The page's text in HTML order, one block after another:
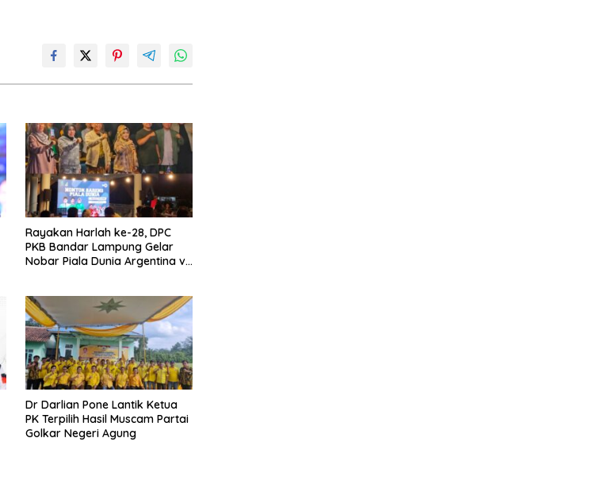
Rayakan Harlah ke-28, DPC
PKB Bandar Lampung Gelar
Nobar Piala Dunia Argentina vs
Dr Darlian Pone Lantik Ketua
PK Terpilih Hasil Muscam Partai
Golkar Negeri Agung